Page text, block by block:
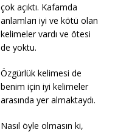
çok açıktı. Kafamda
anlamları iyi ve kötü olan
kelimeler vardı ve ötesi
de yoktu.
Özgürlük kelimesi de
benim için iyi kelimeler
arasında yer almaktaydı.
Nasıl öyle olmasın ki,